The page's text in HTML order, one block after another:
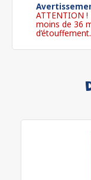
ATTENTION
moins de 36
d’étouffement.